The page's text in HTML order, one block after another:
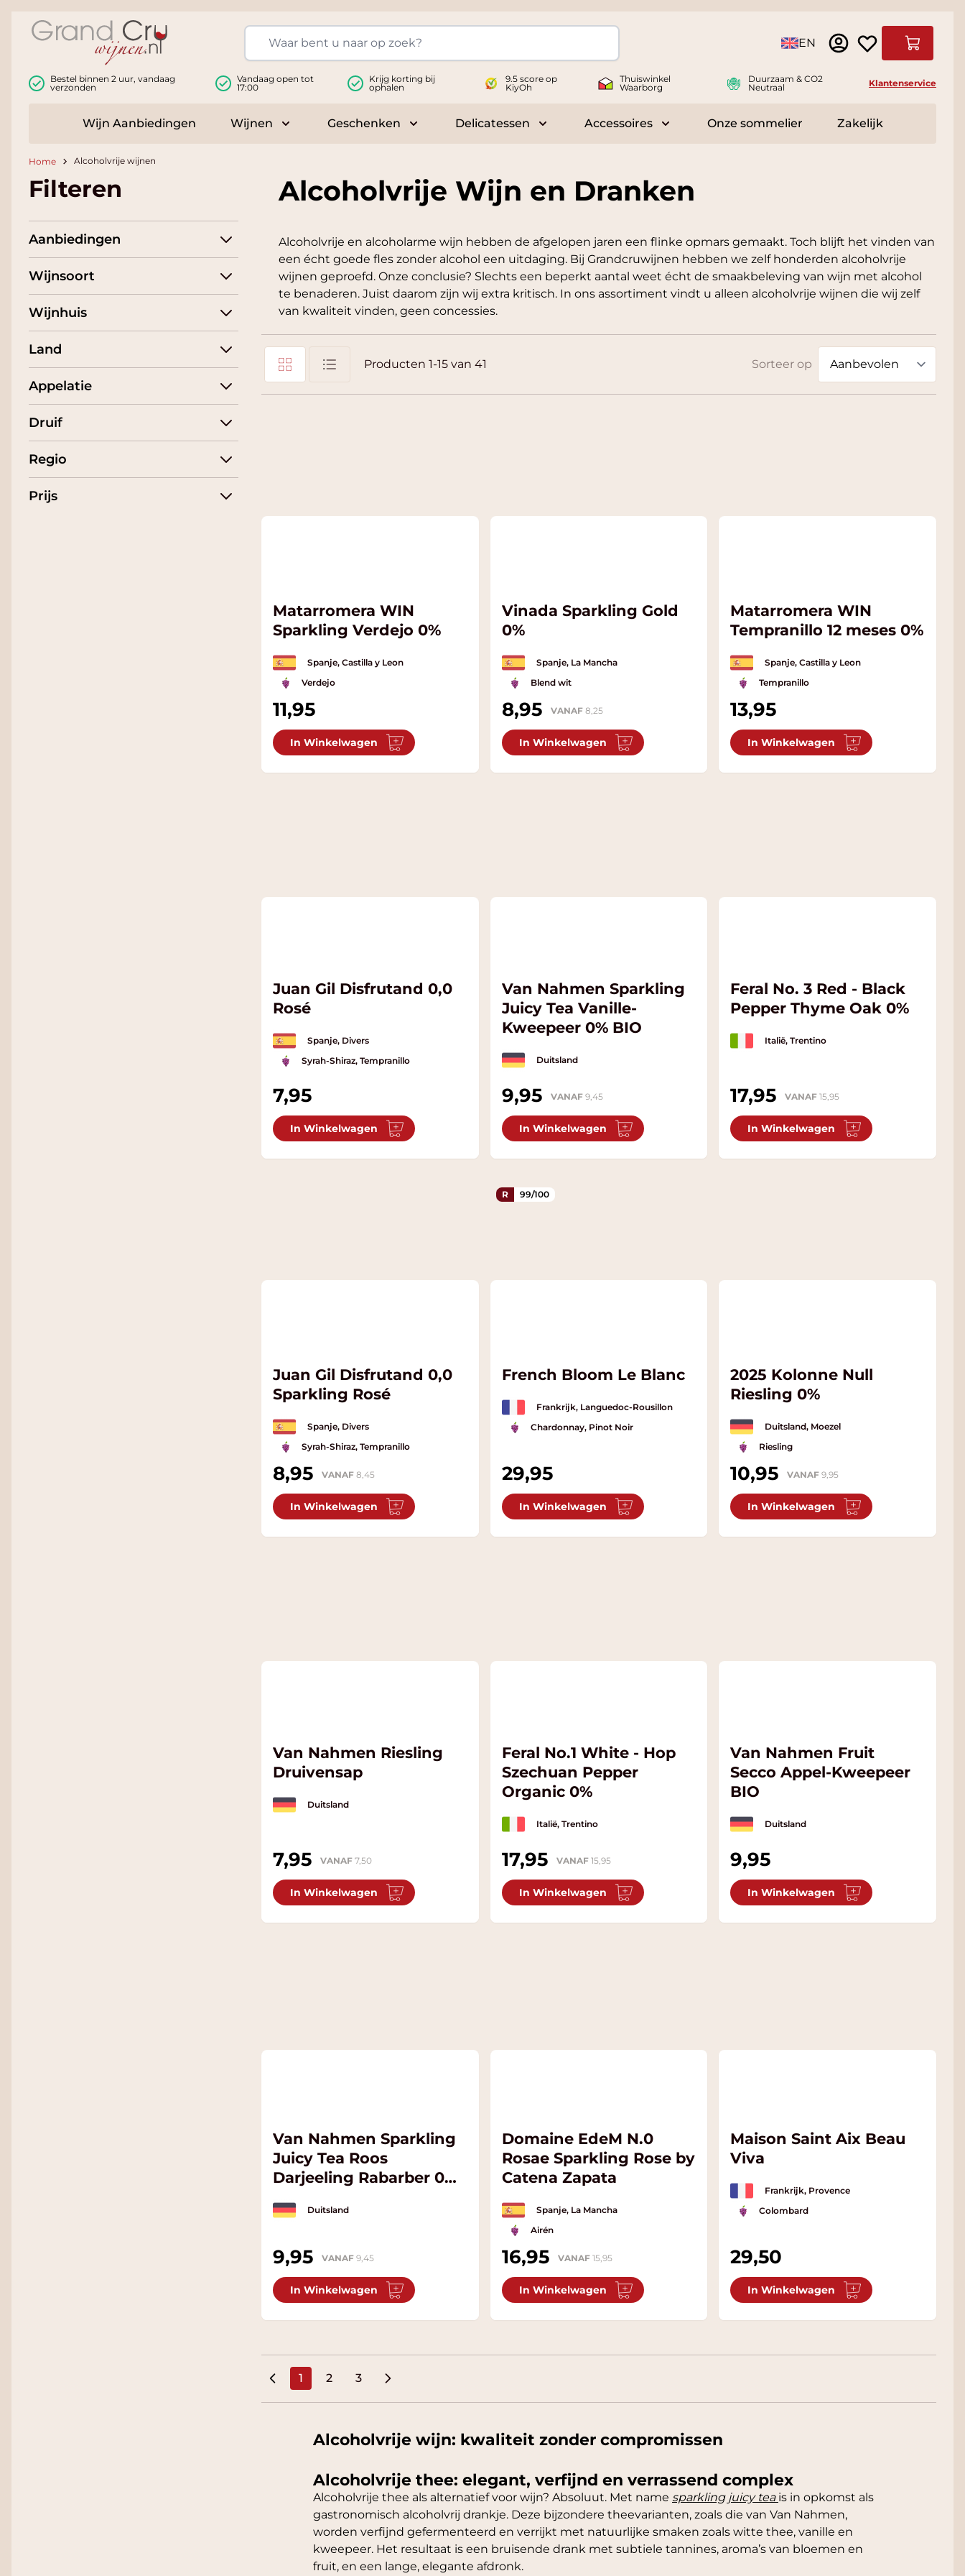
Taal EN
Bestel binnen 2 uur, vandaag
verzonden
Vandaag open tot
17:00
Krijg korting bij
ophalen
9.5 score op
KiyOh
Thuiswinkel
Waarborg
Duurzaam & CO2
Neutraal
Klantenservice
Wijn Aanbiedingen Wijnen
Toggle submenu for Wijnen
Geschenken
Toggle submenu for Geschenken
Delicatessen
Toggle submenu for Delicatessen
Accessoires
Toggle submenu for Accessoires
Onze sommelier Zakelijk
Home Alcoholvrije wijnen
Filteren
Aanbiedingen
Wijnsoort
Wijnhuis
Land
Appelatie
Druif
Regio
Prijs
Alcoholvrije Wijn en Dranken
Alcoholvrije en alcoholarme wijn hebben de afgelopen jaren een flinke opmars gemaakt. Toch blijft het vinden van
een écht goede fles zonder alcohol een uitdaging. Bij Grandcruwijnen hebben we zelf honderden alcoholvrije
wijnen geproefd. Onze conclusie? Slechts een beperkt aantal weet écht de smaakbeleving van wijn met alcohol
te benaderen. Juist daarom zijn wij extra kritisch. In ons assortiment vindt u alleen alcoholvrije wijnen die wij zelf
van kwaliteit vinden, geen concessies.
Tonen als Producten 1-15van 41 Sorteer op
Matarromera WIN
Sparkling Verdejo 0%
Spanje, Castilla y Leon
Verdejo
11,95
In Winkelwagen
Vinada Sparkling Gold
0%
Spanje, La Mancha
Blend wit
8,95 VANAF 8,25
In Winkelwagen
Matarromera WIN
Tempranillo 12 meses 0%
Spanje, Castilla y Leon
Tempranillo
13,95
In Winkelwagen
Juan Gil Disfrutand 0,0
Rosé
Spanje, Divers
Syrah-Shiraz, Tempranillo
7,95
In Winkelwagen
Van Nahmen Sparkling
Juicy Tea Vanille-
Kweepeer 0% BIO
Duitsland
9,95 VANAF 9,45
In Winkelwagen
Feral No. 3 Red - Black
Pepper Thyme Oak 0%
Italië, Trentino
17,95 VANAF 15,95
In Winkelwagen
Juan Gil Disfrutand 0,0
Sparkling Rosé
Spanje, Divers
Syrah-Shiraz, Tempranillo
8,95 VANAF 8,45
In Winkelwagen
R 99/100
French Bloom Le Blanc
Frankrijk, Languedoc-Rousillon
Chardonnay, Pinot Noir
29,95
In Winkelwagen
2025 Kolonne Null
Riesling 0%
Duitsland, Moezel
Riesling
10,95 VANAF 9,95
In Winkelwagen
Van Nahmen Riesling
Druivensap
Duitsland
7,95 VANAF 7,50
In Winkelwagen
Feral No.1 White - Hop
Szechuan Pepper
Organic 0%
Italië, Trentino
17,95 VANAF 15,95
In Winkelwagen
Van Nahmen Fruit
Secco Appel-Kweepeer
BIO
Duitsland
9,95
In Winkelwagen
Van Nahmen Sparkling
Juicy Tea Roos
Darjeeling Rabarber 0%
Duitsland
9,95 VANAF 9,45
In Winkelwagen
Domaine EdeM N.0
Rosae Sparkling Rose by
Catena Zapata
Spanje, La Mancha
Airén
16,95 VANAF 15,95
In Winkelwagen
Maison Saint Aix Beau
Viva
Frankrijk, Provence
Colombard
29,50
In Winkelwagen
U lees momenteel pagina
1 Pagina
2 Pagina
3
Alcoholvrije wijn: kwaliteit zonder compromissen
Alcoholvrije thee: elegant, verfijnd en verrassend complex
Alcoholvrije thee als alternatief voor wijn? Absoluut. Met name sparkling juicy tea is in opkomst als
gastronomisch alcoholvrij drankje. Deze bijzondere theevarianten, zoals die van Van Nahmen,
worden verfijnd gefermenteerd en verrijkt met natuurlijke smaken zoals witte thee, vanille en
kweepeer. Het resultaat is een bruisende drank met subtiele tannines, aroma’s van bloemen en
fruit, en een lange, elegante afdronk.